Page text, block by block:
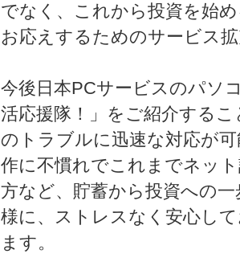
でなく、これから投資を始
お応えするためのサービス
今後日本PCサービスのパソ
活応援隊！」をご紹介する
のトラブルに迅速な対応が
作に不慣れでこれまでネッ
方など、貯蓄から投資への
様に、ストレスなく安心し
ます。